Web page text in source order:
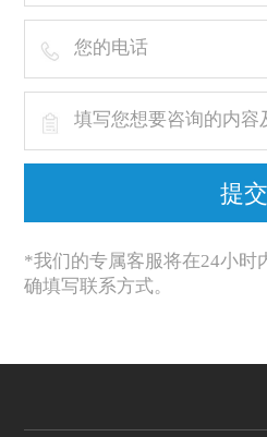
*我们的专属客服将在24小时
确填写联系方式。